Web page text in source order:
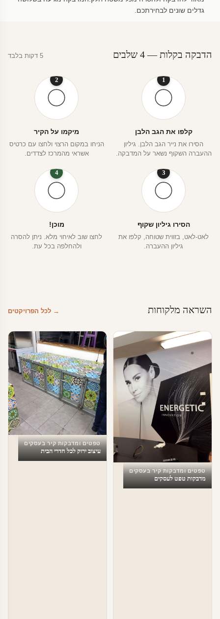
גדלים שונים לבחירתכם.
הדבקה בקלות — 4 שלבים 5 דקות בלבד
1
קלפו את הגב הלבן
הסירו את נייר הגב הלבן. גיליון
ההעברה השקוף נשאר על המדבקה.
2
מיקמו על הקיר
הניחו במקום הרצוי ולחצו עם כרטיס
אשראי מהמרכז לצדדים.
3
הסירו גיליון שקוף
לאט-לאט, בזווית שטוחה, קלפו את
גיליון ההעברה.
4
מוכן!
לחצו שוב לאיחוי מלא. ניתן להסרה
ולהחלפה בכל עת.
השראה מלקוחות → לכל הפרויקטים
טפטים ומדבקות קיר בעסקים
מדבקות טפט לעסקים
טפטים ומדבקות קיר בעסקים
עיצוב ירוק לכל חדרי הבית